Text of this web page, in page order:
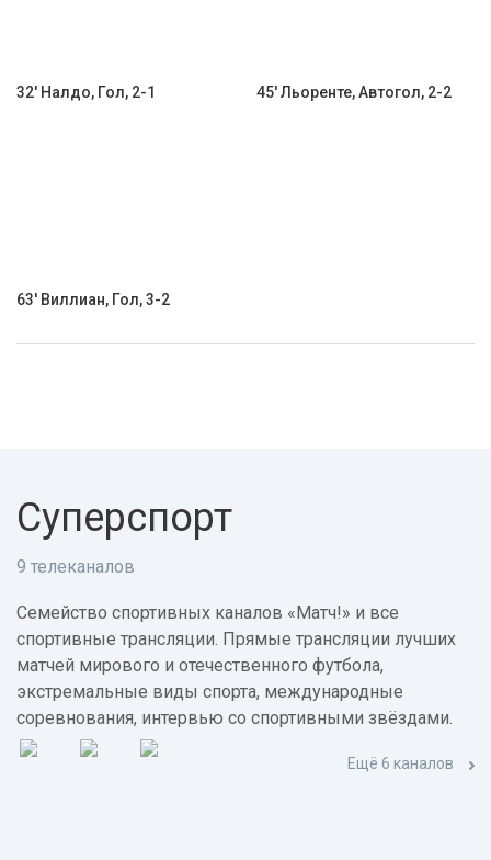
32' Налдо, Гол, 2-1 45' Льоренте, Автогол, 2-2
63' Виллиан, Гол, 3-2
Суперспорт
9 телеканалов
Семейство спортивных каналов «Матч!» и все
спортивные трансляции. Прямые трансляции лучших
матчей мирового и отечественного футбола,
экстремальные виды спорта, международные
соревнования, интервью со спортивными звёздами.
Ещё 6 каналов